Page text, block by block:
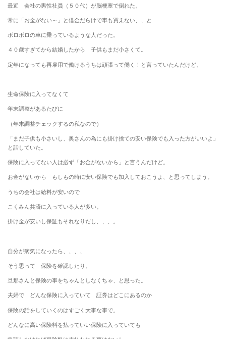
最近 会社の男性社員（５０代）が脳梗塞で倒れた。
常に「お金がない～」と借金だらけで車も買えない、、と
ボロボロの車に乗っているような人だった。
４０歳すぎてから結婚したから 子供もまだ小さくて。
定年になっても再雇用で働けるうちは頑張って働く！と言っていたんだけど。
生命保険に入ってなくて
年末調整があるたびに
（年末調整チェックするの私なので）
「まだ子供も小さいし、奥さんの為にも掛け捨ての安い保険でも入った方がいいよ」
と話していた。
保険に入ってない人は必ず「お金がないから」と言うんだけど。
お金がないから もしもの時に安い保険でも加入しておこうよ、と思ってしまう。
うちの会社は給料が安いので
こくみん共済に入っている人が多い。
掛け金が安いし保証もそれなりだし、、、。
自分が病気になったら、、、、
そう思って 保険を確認したり。
旦那さんと保険の事をちゃんとしなくちゃ、と思った。
夫婦で どんな保険に入っていて 証券はどこにあるのか
保険の話をしていくのはすごく大事な事で。
どんなに高い保険料を払っていい保険に入っていても